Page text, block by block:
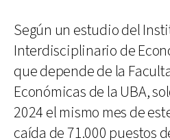
Según un estudio del
Interdisciplinario de
que depende de la
Económicas de la UBA,
2024 el mismo mes de
caída de 71.000 puestos